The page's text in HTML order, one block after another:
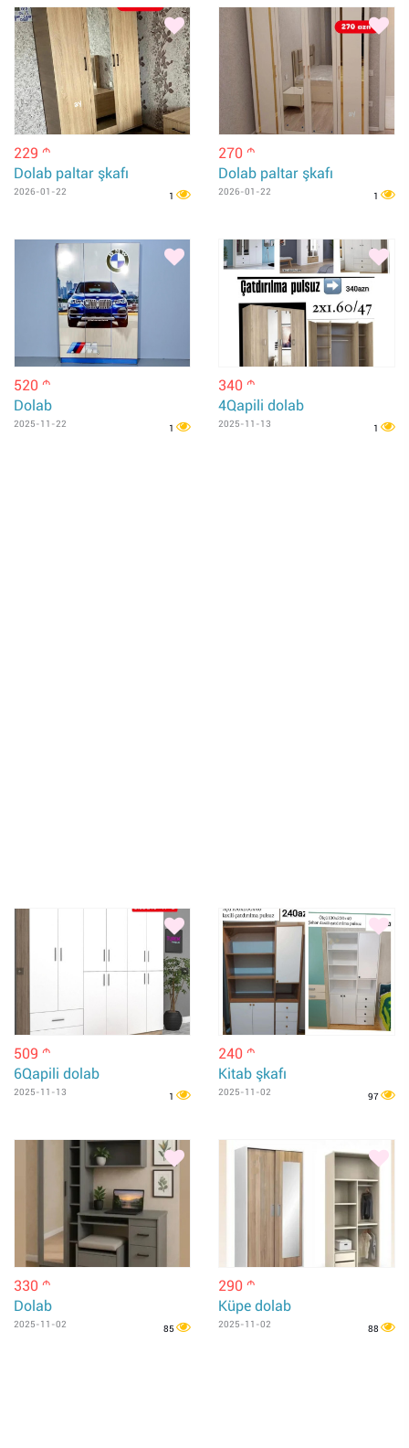
229 m
Dolab paltar şkafı
2026-01-22 1
270 m
Dolab paltar şkafı
2026-01-22 1
520 m
Dolab
2025-11-22 1
340 m
4Qapili dolab
2025-11-13 1
509 m
6Qapili dolab
2025-11-13 1
240 m
Kitab şkafı
2025-11-02 97
330 m
Dolab
2025-11-02 85
290 m
Küpe dolab
2025-11-02 88